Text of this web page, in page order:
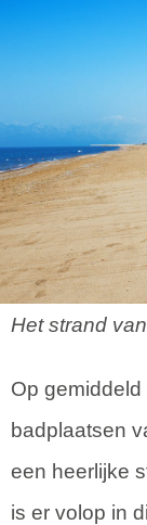
Het strand
Op
badplaatsen
een heerlijke
is er volop in